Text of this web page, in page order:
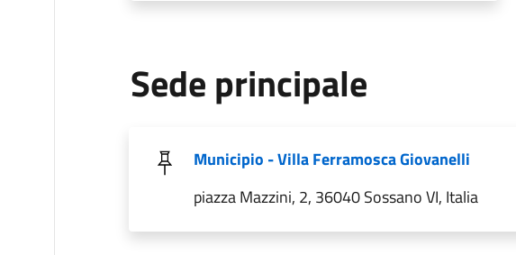
Sede principale
Municipio - Villa Ferramosca Giovanelli
piazza Mazzini, 2, 36040 Sossano VI, Italia